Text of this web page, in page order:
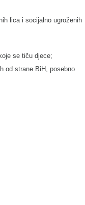
lica i socijalno ugroženih
se tiču djece;
od strane BiH, posebno